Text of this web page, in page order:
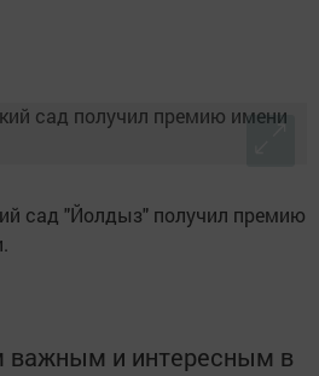
сад "Йолдыз" получил премию
важным и интересным в